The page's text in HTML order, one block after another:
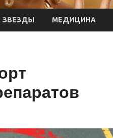
ЗВЕЗДЫ МЕДИЦИНА